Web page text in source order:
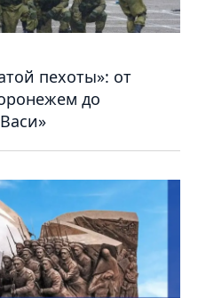
пехоты»: от
до